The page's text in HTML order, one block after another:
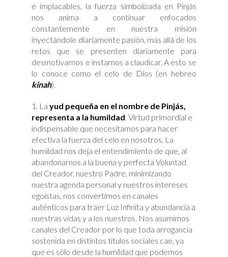
e implacables, la fuerza simbolizada en Pinjás
nos anima a continuar enfocados
constantemente en nuestra misión
inyectándole diariamente pasión, más allá de los
retos que se presenten diariamente para
desmotivarnos e instarnos a claudicar. A esto se
lo conoce como el celo de Dios (en hebreo
kinah).
Layud pequeña en el nombre de Pinjás
representa a la humildad . Virtud primordial e
indispensable que necesitamos para hacer
efectiva la fuerza del celo en nosotros. La
humildad nos deja el entendimiento de que, al
abandonarnos a la buena y perfecta Voluntad
del Creador, nuestro Padre, minimizando
nuestra agenda personal y nuestros intereses
egoístas, nos convertimos en canales
auténticos para traer Luz Infinita y abundancia a
nuestras vidas y a los nuestros. Nos asumimos
canales del Creador por lo que toda arrogancia
sostenida en distintos títulos sociales cae, ya
que es sólo desde la humildad que podemos